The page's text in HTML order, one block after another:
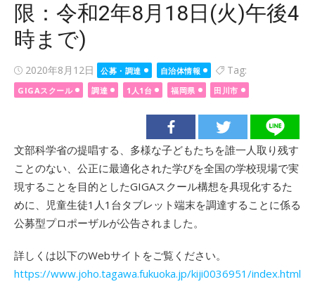
限：令和2年8月18日(火)午後4
時まで)
Posted
on
2020年8月12日 公募・調達 自治体情報 Tag:
GIGAスクール 調達 1人1台 福岡県 田川市
文部科学省の提唱する、多様な子どもたちを誰一人取り残す
ことのない、公正に最適化された学びを全国の学校現場で実
現することを目的としたGIGAスクール構想を具現化するた
めに、児童生徒1人1台タブレット端末を調達することに係る
公募型プロポーザルが公告されました。
詳しくは以下のWebサイトをご覧ください。
https://www.joho.tagawa.fukuoka.jp/kiji0036951/index.html